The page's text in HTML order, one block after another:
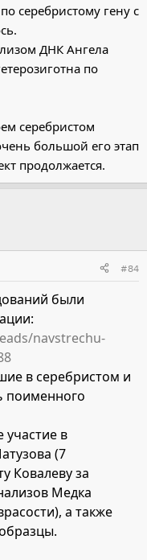
серебристому гену с
ДНК Ангела
по
серебристом
большой его этап
продолжается.
#84
были
navstrechu-
в серебристом и
поименного
участие в
(7
Ковалеву за
Медка
а также